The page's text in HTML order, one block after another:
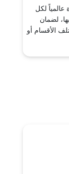
لكل
لضمان
الأقسام أو